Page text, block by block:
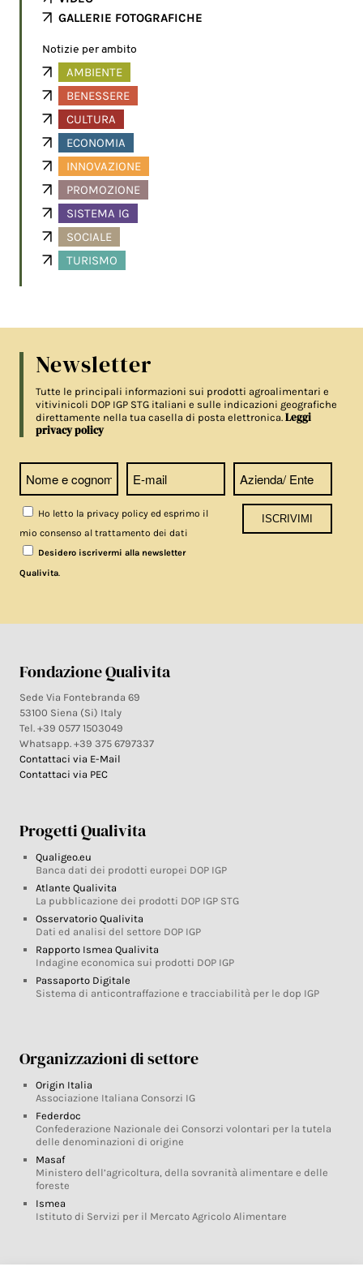
GALLERIE FOTOGRAFICHE
Notizie per ambito
AMBIENTE
BENESSERE
CULTURA
ECONOMIA
INNOVAZIONE
PROMOZIONE
SISTEMA IG
SOCIALE
TURISMO
Newsletter
Tutte le principali informazioni sui prodotti agroalimentari e
vitivinicoli DOP IGP STG italiani e sulle indicazioni geografiche
direttamente nella tua casella di posta elettronica.Leggi
privacy policy
Ho letto la privacy policy ed esprimo il
mio consenso al trattamento dei dati
Desidero iscrivermi alla newsletter
Qualivita
Fondazione Qualivita
Sede Via Fontebranda 69
53100 Siena (Si) Italy
Tel. +39 0577 1503049
Whatsapp. +39 375 6797337
Contattaci via E-Mail
Contattaci via PEC
Progetti Qualivita
Qualigeo.eu
Banca dati dei prodotti europei DOP IGP
Atlante Qualivita
La pubblicazione dei prodotti DOP IGP STG
Osservatorio Qualivita
Dati ed analisi del settore DOP IGP
Rapporto Ismea Qualivita
Indagine economica sui prodotti DOP IGP
Passaporto Digitale
Sistema di anticontraffazione e tracciabilità per le dop IGP
Organizzazioni di settore
Origin Italia
Associazione Italiana Consorzi IG
Federdoc
Confederazione Nazionale dei Consorzi volontari per la tutela
delle denominazioni di origine
Masaf
Ministero dell’agricoltura, della sovranità alimentare e delle
foreste
Ismea
Istituto di Servizi per il Mercato Agricolo Alimentare